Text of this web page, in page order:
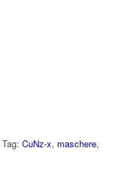
Tag:CuNz-x, maschere,